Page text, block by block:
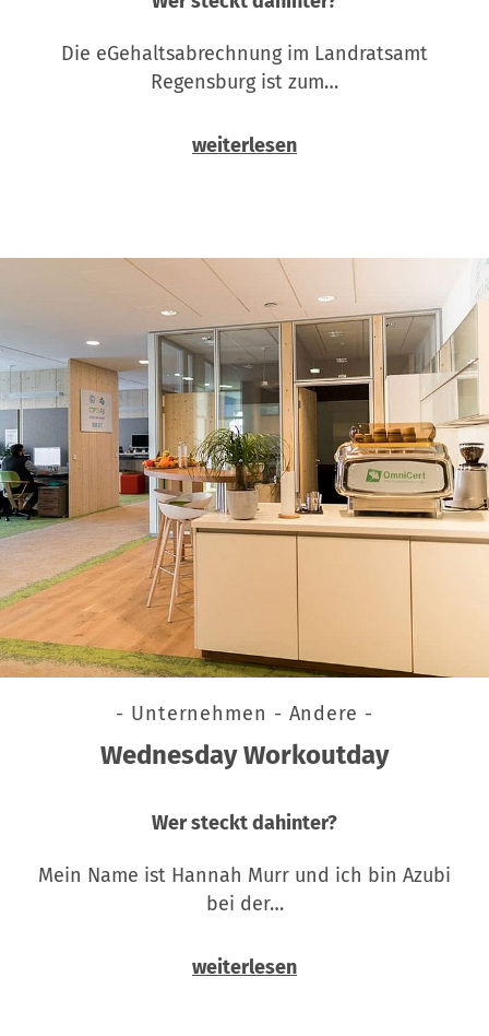
Die eGehaltsabrechnung im Landratsamt
Regensburg ist zum…
weiterlesen
- Unternehmen - Andere -
Wednesday Workoutday
Wer steckt dahinter?
Mein Name ist Hannah Murr und ich bin Azubi
bei der…
weiterlesen